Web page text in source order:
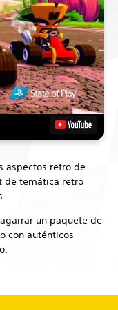
aspectos retro de
de temática retro
un paquete de
con auténticos